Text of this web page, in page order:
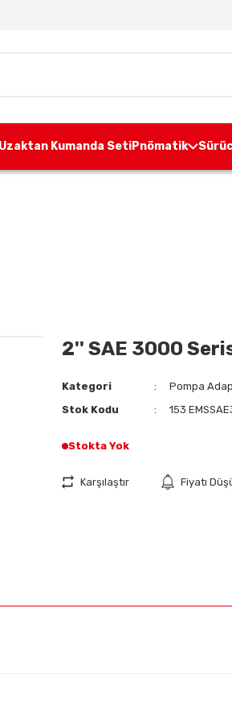
Kumanda SetiPnömatik
2'' SAE 3000
Kategori
Pompa
Stok Kodu
153
Stokta Yok
Karşılaştır Fiyatı